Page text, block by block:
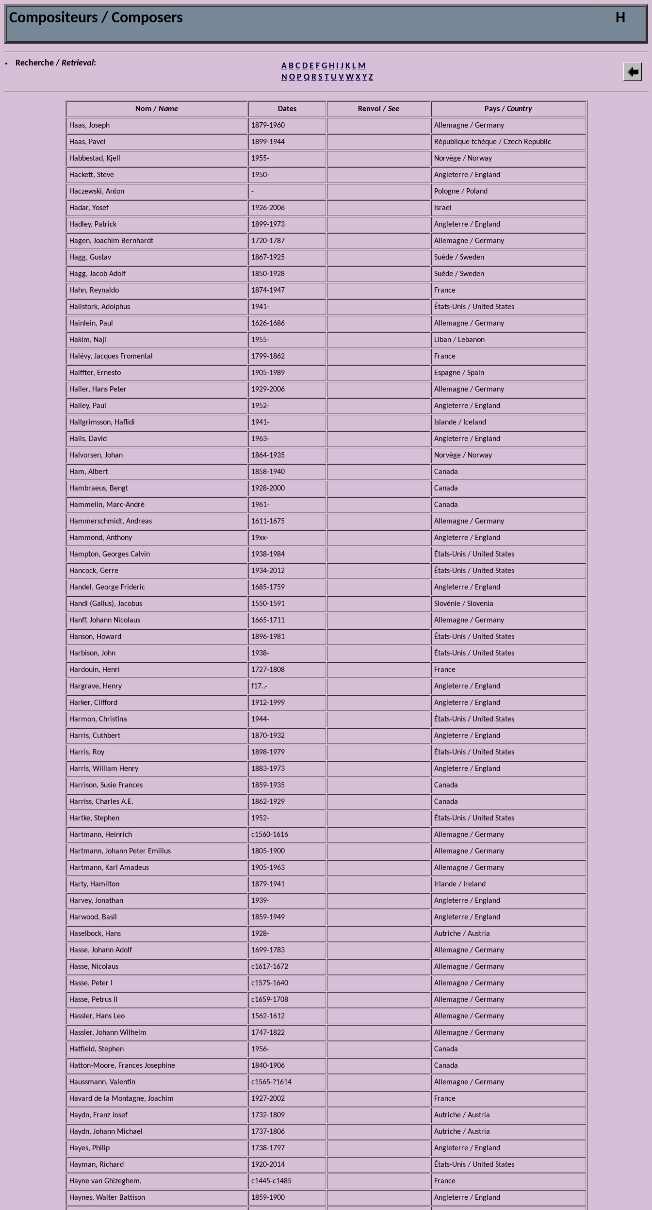
Compositeurs / Composers H
Recherche / Retrieval: A B C D E F G H I J K L M
N O P Q R S T U V W X Y Z
Nom / Name Dates Renvoi / See Pays / Country
Haas, Joseph 1879-1960 Allemagne / Germany
Haas, Pavel 1899-1944 République tchèque / Czech Republic
Habbestad, Kjell 1955- Norvège / Norway
Hackett, Steve 1950- Angleterre / England
Haczewski, Anton - Pologne / Poland
Hadar, Yosef 1926-2006 Israel
Hadley, Patrick 1899-1973 Angleterre / England
Hagen, Joachim Bernhardt 1720-1787 Allemagne / Germany
Hagg, Gustav 1867-1925 Suède / Sweden
Hagg, Jacob Adolf 1850-1928 Suède / Sweden
Hahn, Reynaldo 1874-1947 France
Hailstork, Adolphus 1941- États-Unis / United States
Hainlein, Paul 1626-1686 Allemagne / Germany
Hakim, Naji 1955- Liban / Lebanon
Halévy, Jacques Fromental 1799-1862 France
Halffter, Ernesto 1905-1989 Espagne / Spain
Haller, Hans Peter 1929-2006 Allemagne / Germany
Halley, Paul 1952- Angleterre / England
Hallgrimsson, Haflidi 1941- Islande / Iceland
Halls, David 1963- Angleterre / England
Halvorsen, Johan 1864-1935 Norvège / Norway
Ham, Albert 1858-1940 Canada
Hambraeus, Bengt 1928-2000 Canada
Hammelin, Marc-André 1961- Canada
Hammerschmidt, Andreas 1611-1675 Allemagne / Germany
Hammond, Anthony 19xx- Angleterre / England
Hampton, Georges Calvin 1938-1984 États-Unis / United States
Hancock, Gerre 1934-2012 États-Unis / United States
Handel, George Frideric 1685-1759 Angleterre / England
Handl (Gallus), Jacobus 1550-1591 Slovénie / Slovenia
Hanff, Johann Nicolaus 1665-1711 Allemagne / Germany
Hanson, Howard 1896-1981 États-Unis / United States
Harbison, John 1938- États-Unis / United States
Hardouin, Henri 1727-1808 France
Hargrave, Henry f17..- Angleterre / England
Harker, Clifford 1912-1999 Angleterre / England
Harmon, Christina 1944- États-Unis / United States
Harris, Cuthbert 1870-1932 Angleterre / England
Harris, Roy 1898-1979 États-Unis / United States
Harris, William Henry 1883-1973 Angleterre / England
Harrison, Susie Frances 1859-1935 Canada
Harriss, Charles A.E. 1862-1929 Canada
Hartke, Stephen 1952- États-Unis / United States
Hartmann, Heinrich c1560-1616 Allemagne / Germany
Hartmann, Johann Peter Emilius 1805-1900 Allemagne / Germany
Hartmann, Karl Amadeus 1905-1963 Allemagne / Germany
Harty, Hamilton 1879-1941 Irlande / Ireland
Harvey, Jonathan 1939- Angleterre / England
Harwood, Basil 1859-1949 Angleterre / England
Haselbock, Hans 1928- Autriche / Austria
Hasse, Johann Adolf 1699-1783 Allemagne / Germany
Hasse, Nicolaus c1617-1672 Allemagne / Germany
Hasse, Peter I c1575-1640 Allemagne / Germany
Hasse, Petrus II c1659-1708 Allemagne / Germany
Hassler, Hans Leo 1562-1612 Allemagne / Germany
Hassler, Johann Wilhelm 1747-1822 Allemagne / Germany
Hatfield, Stephen 1956- Canada
Hatton-Moore, Frances Josephine 1840-1906 Canada
Haussmann, Valentin c1565-?1614 Allemagne / Germany
Havard de la Montagne, Joachim 1927-2002 France
Haydn, Franz Josef 1732-1809 Autriche / Austria
Haydn, Johann Michael 1737-1806 Autriche / Austria
Hayes, Philip 1738-1797 Angleterre / England
Hayman, Richard 1920-2014 États-Unis / United States
Hayne van Ghizeghem, c1445-c1485 France
Haynes, Walter Battison 1859-1900 Angleterre / England